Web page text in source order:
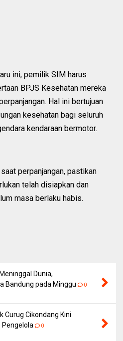
ini, pemilik SIM harus
BPJS Kesehatan mereka
Hal ini bertujuan
kesehatan bagi seluruh
kendaraan bermotor.
perpanjangan, pastikan
telah disiapkan dan
masa berlaku habis.
Dunia,
Bandung pada Minggu
0
Curug Cikondang Kini
Pengelola
0